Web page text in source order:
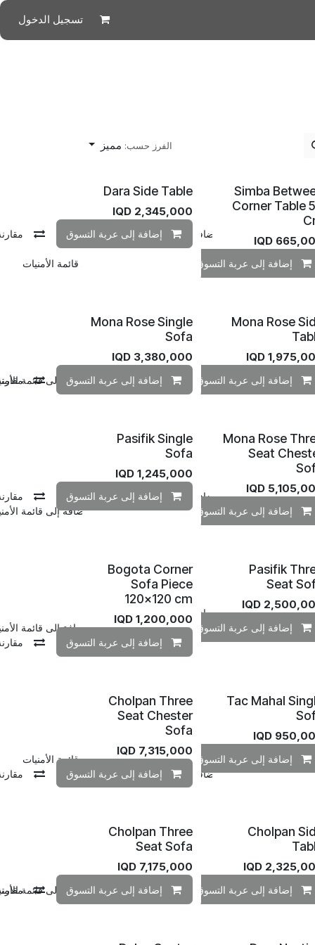
تسجيل الدخول
الفرز حسب: مميز
إضافة إلى قائمة الأمنيات
Simba
Corner Table
IQD
إضافة إلى عربة التسوق إضافة إلى قائمة الأمنيات
Dara Side Table
2,345,000
إضافة إلى عربة التسوق
مقارنة إضافة إلى قائمة الأمنيات
Mona Rose
IQD
إضافة إلى عربة التسوق مقارنة إضافة إلى قائمة
Mona Rose Single
Sofa
3,380,000
إضافة إلى عربة التسوق
مقارنة إضافة إلى قائمة الأمنيات
Mona Rose
Seat
IQD
إضافة إلى عربة التسوق مقارنة إضافة إلى قائمة
Pasifik Single
Sofa
1,245,000
IQD
إضافة إلى عربة التسوق
مقارنة إضافة إلى قائمة الأمنيات
Pasifik
Seat
IQD
إضافة إلى عربة التسوق مقارنة إضافة إلى قائمة
Bogota Corner
Sofa Piece
120×120 cm
1,200,000
IQD
إضافة إلى عربة التسوق
مقارنة إضافة إلى قائمة الأمنيات
Tac Mahal
IQD
إضافة إلى عربة التسوق إضافة إلى قائمة الأمنيات
Cholpan Three
Seat Chester
Sofa
7,315,000
إضافة إلى عربة التسوق
مقارنة إضافة إلى قائمة الأمنيات
Cholpan
IQD
إضافة إلى عربة التسوق مقارنة إضافة إلى قائمة
Cholpan Three
Seat Sofa
7,175,000
إضافة إلى عربة التسوق